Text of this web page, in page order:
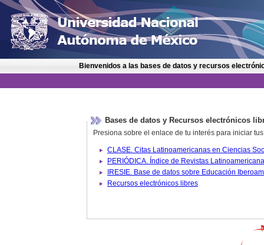
Bienvenidos a las bases de datos y recursos
Bases de datos y Recursos electrónicos
Presiona sobre el enlace de tu interés para iniciar
IRESIE. Base de datos
Recursos electrónicos libres